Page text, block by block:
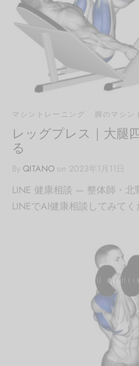
マシントレーニング 脚のマシン
レッグプレス｜大腿
る
By QITANO on 2023年1月11日
LINE 健康相談 — 整体師・北
LINEでAI健康相談してみて